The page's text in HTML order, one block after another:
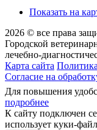
Показать на
2026 © все права
Городской
лечебно-
Карта сайта
Согласие на
Для повышения
подробнее
К сайту подключен
использует куки-